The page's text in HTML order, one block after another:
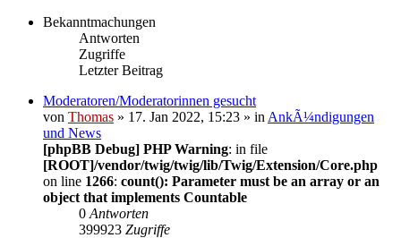
Bekanntmachungen
Antworten
Zugriffe
Letzter Beitrag
Moderatoren/Moderatorinnen gesucht
von Thomas » 17. Jan 2022, 15:23 » in AnkÃ¼ndigungen
und News
[phpBB Debug] PHP Warning: in file
[ROOT]/vendor/twig/twig/lib/Twig/Extension/Core.php
on line 1266: count(): Parameter must be an array or an
object that implements Countable
0 Antworten
399923 Zugriffe